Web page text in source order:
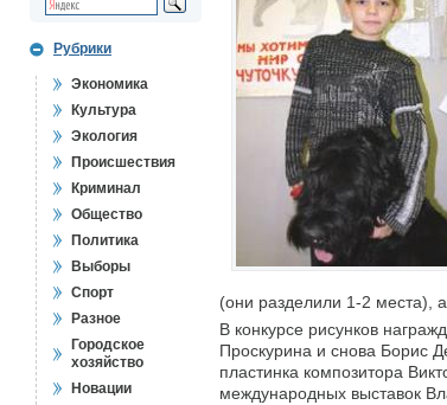
Рубрики
Экономика
Культура
Экология
Происшествия
Криминал
Общество
Политика
Выборы
Спорт
Разное
Городское
хозяйство
Новации
(они разделили 1-2 места),
В конкурсе рисунков
Проскурина и снова Борис
пластинка композитора
международных выставок